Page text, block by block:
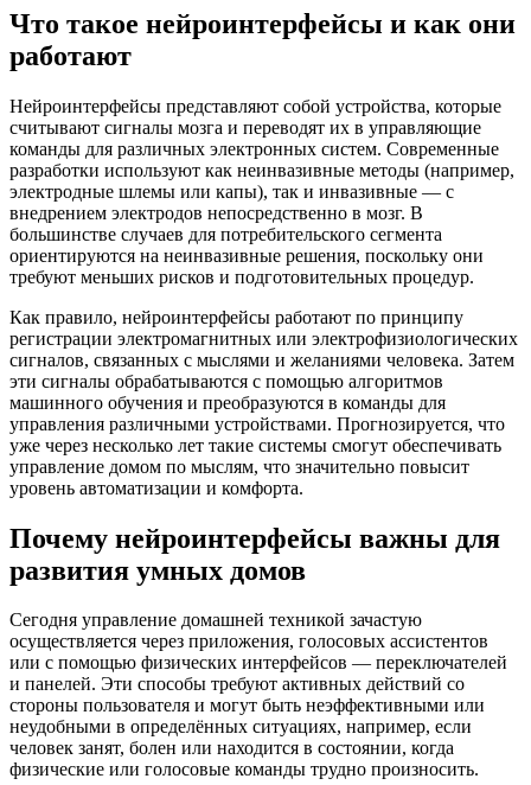
Что такое нейроинтерфейсы и как они
работают
Нейроинтерфейсы представляют собой устройства, которые
считывают сигналы мозга и переводят их в управляющие
команды для различных электронных систем. Современные
разработки используют как неинвазивные методы (например,
электродные шлемы или капы), так и инвазивные — с
внедрением электродов непосредственно в мозг. В
большинстве случаев для потребительского сегмента
ориентируются на неинвазивные решения, поскольку они
требуют меньших рисков и подготовительных процедур.
Как правило, нейроинтерфейсы работают по принципу
регистрации электромагнитных или электрофизиологических
сигналов, связанных с мыслями и желаниями человека. Затем
эти сигналы обрабатываются с помощью алгоритмов
машинного обучения и преобразуются в команды для
управления различными устройствами. Прогнозируется, что
уже через несколько лет такие системы смогут обеспечивать
управление домом по мыслям, что значительно повысит
уровень автоматизации и комфорта.
Почему нейроинтерфейсы важны для
развития умных домов
Сегодня управление домашней техникой зачастую
осуществляется через приложения, голосовых ассистентов
или с помощью физических интерфейсов — переключателей
и панелей. Эти способы требуют активных действий со
стороны пользователя и могут быть неэффективными или
неудобными в определённых ситуациях, например, если
человек занят, болен или находится в состоянии, когда
физические или голосовые команды трудно произносить.